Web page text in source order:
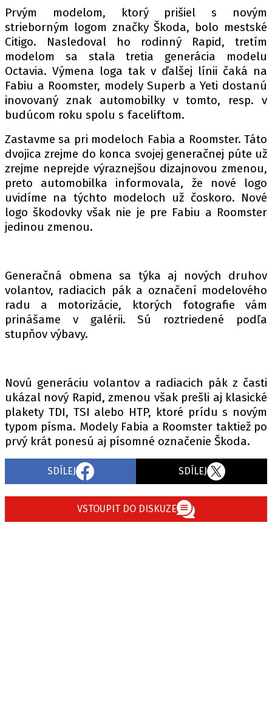
FIA CEZ & POHÁRY
MEZINÁRODNÍ SCÉNA
SLEDUJTE NÁS NA
Máte příběh, fotku nebo video?
Pošlete e-mail na autoroad.cz
ETICKÝ KODEX
KONTAKT
VYDAVATEL
INZERCE
OSOBNÍ ÚDAJE / COOKIES
Provozovatelem serveru autoroad.cz je
INCORP MEDIA GROUP s.r.o., IČ: 118 23 054
Prvým modelom, ktorý prišiel s novým
strieborným logom značky Škoda, bolo mestské
Citigo. Nasledoval ho rodinný Rapid, tretím
modelom sa stala tretia generácia modelu
Octavia. Výmena loga tak v ďalšej línii čaká na
Fabiu a Roomster, modely Superb a Yeti dostanú
inovovaný znak automobilky v tomto, resp. v
budúcom roku spolu s faceliftom.
Zastavme sa pri modeloch Fabia a Roomster. Táto
dvojica zrejme do konca svojej generačnej púte už
zrejme neprejde výraznejšou dizajnovou zmenou,
preto automobilka informovala, že nové logo
uvidíme na týchto modeloch už čoskoro. Nové
logo škodovky však nie je pre Fabiu a Roomster
jedinou zmenou.
Generačná obmena sa týka aj nových druhov
volantov, radiacich pák a označení modelového
radu a motorizácie, ktorých fotografie vám
prinášame v galérii. Sú roztriedené podľa
stupňov výbavy.
Novú generáciu volantov a radiacich pák z časti
ukázal nový Rapid, zmenou však prešli aj klasické
plakety TDI, TSI alebo HTP, ktoré prídu s novým
typom písma. Modely Fabia a Roomster taktiež po
prvý krát ponesú aj písomné označenie Škoda.
SDÍLEJ SDÍLEJ
VSTOUPIT DO DISKUZE